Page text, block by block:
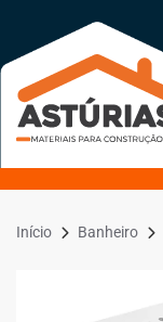
Início Banheiro